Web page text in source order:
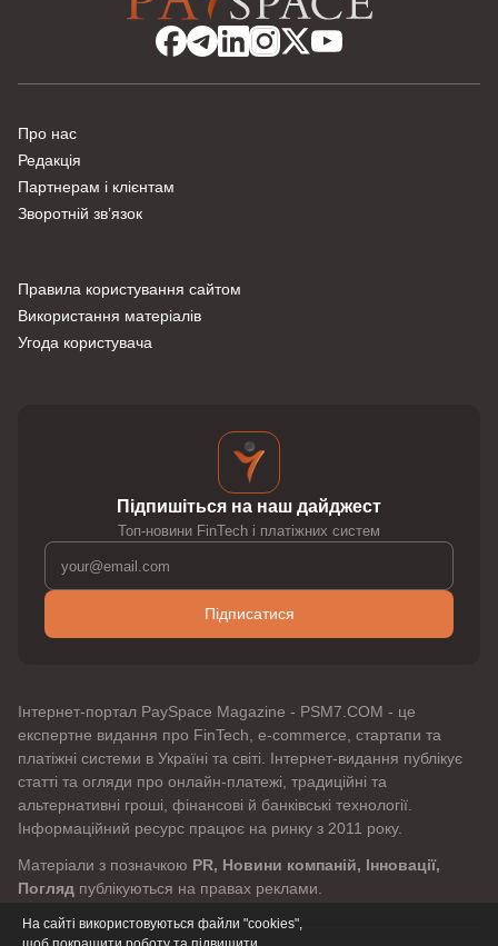
Про нас
Редакція
Партнерам і клієнтам
Зворотній зв’язок
Правила користування сайтом
Використання матеріалів
Угода користувача
Підпишіться на наш дайджест
Топ-новини FinTech і платіжних систем
Підписатися
Інтернет-портал PaySpace Magazine - PSM7.COM - це
експертне видання про FinTech, e-commerce, стартапи та
платіжні системи в Україні та світі. Інтернет-видання публікує
статті та огляди про онлайн-платежі, традиційні та
альтернативні гроші, фінансові й банківські технології.
Інформаційний ресурс працює на ринку з 2011 року.
Матеріали з позначкою PR, Новини компаній, Інновації,
Погляд публікуються на правах реклами.
На сайті використовуються файли "cookies",